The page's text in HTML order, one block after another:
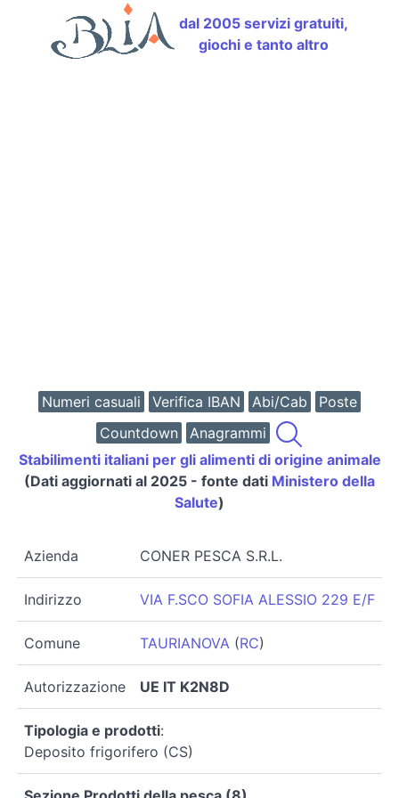
dal 2005 servizi gratuiti,
giochi e tanto altro
Numeri casuali Verifica IBAN Abi/Cab
Poste
Countdown
Anagrammi
Stabilimenti italiani per gli alimenti di origine animale
(Dati aggiornati al 2025 - fonte dati Ministero della
Salute)
Azienda CONER PESCA S.R.L.
Indirizzo VIA F.SCO SOFIA ALESSIO 229 E/F
Comune TAURIANOVA (RC)
Autorizzazione UE IT K2N8D
Tipologia e prodotti:
Deposito frigorifero (CS)